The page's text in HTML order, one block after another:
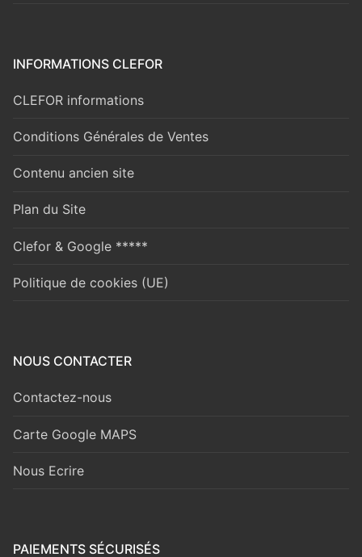
INFORMATIONS CLEFOR
CLEFOR informations
Conditions Générales de Ventes
Contenu ancien site
Plan du Site
Clefor & Google *****
Politique de cookies (UE)
NOUS CONTACTER
Contactez-nous
Carte Google MAPS
Nous Ecrire
PAIEMENTS SÉCURISÉS